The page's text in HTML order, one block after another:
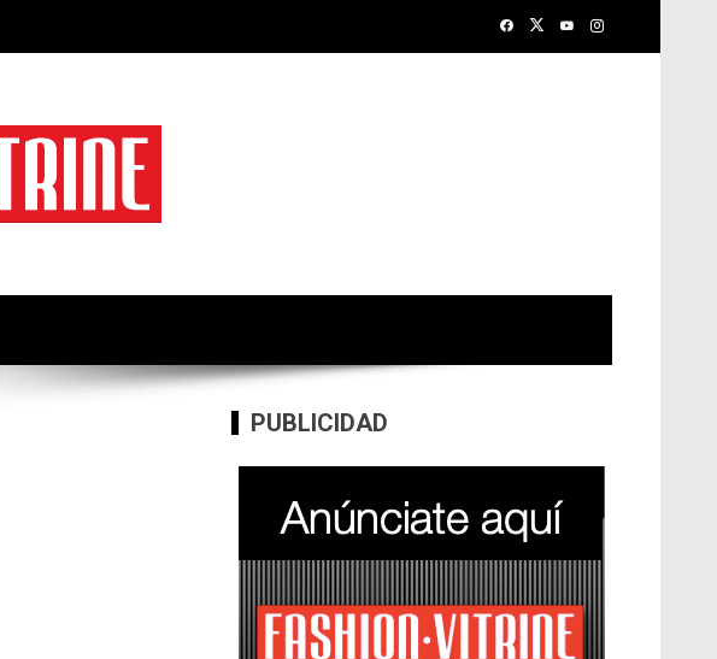
PUBLICIDAD